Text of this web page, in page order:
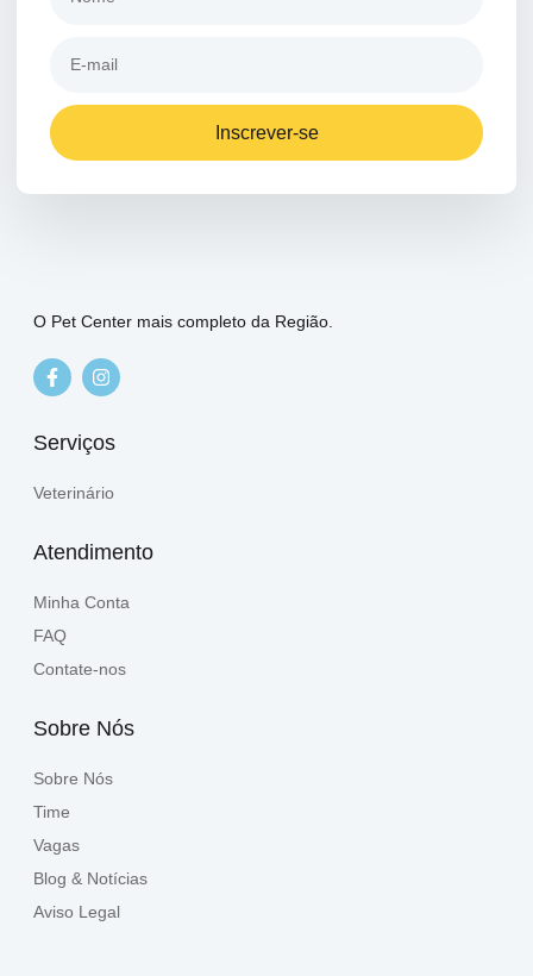
Inscrever-se
O Pet Center mais completo da Região.
Serviços
Veterinário
Atendimento
Minha Conta
FAQ
Contate-nos
Sobre Nós
Sobre Nós
Time
Vagas
Blog & Notícias
Aviso Legal